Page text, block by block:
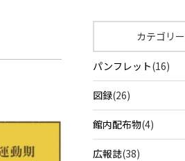
カテゴリー
パンフレット(16)
図録(26)
館内配布物(4)
広報誌(38)